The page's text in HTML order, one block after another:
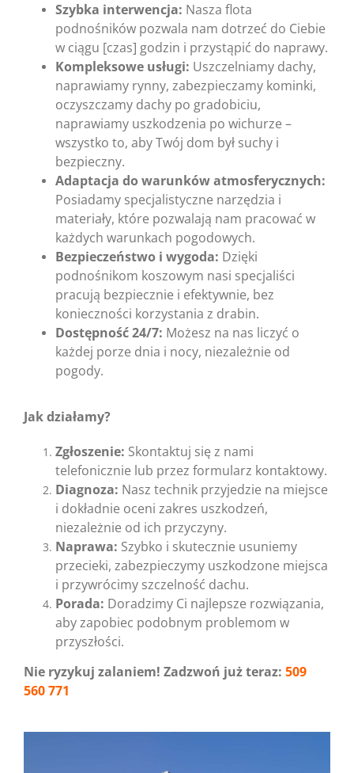
Szybka interwencja: Nasza flota
podnośników pozwala nam dotrzeć do Ciebie
w ciągu [czas] godzin i przystąpić do naprawy.
Kompleksowe usługi: Uszczelniamy dachy,
naprawiamy rynny, zabezpieczamy kominki,
oczyszczamy dachy po gradobiciu,
naprawiamy uszkodzenia po wichurze –
wszystko to, aby Twój dom był suchy i
bezpieczny.
Adaptacja do warunków atmosferycznych:
Posiadamy specjalistyczne narzędzia i
materiały, które pozwalają nam pracować w
każdych warunkach pogodowych.
Bezpieczeństwo i wygoda: Dzięki
podnośnikom koszowym nasi specjaliści
pracują bezpiecznie i efektywnie, bez
konieczności korzystania z drabin.
Dostępność 24/7: Możesz na nas liczyć o
każdej porze dnia i nocy, niezależnie od
pogody.
Jak działamy?
Zgłoszenie: Skontaktuj się z nami
telefonicznie lub przez formularz kontaktowy.
Diagnoza: Nasz technik przyjedzie na miejsce
i dokładnie oceni zakres uszkodzeń,
niezależnie od ich przyczyny.
Naprawa: Szybko i skutecznie usuniemy
przecieki, zabezpieczymy uszkodzone miejsca
i przywrócimy szczelność dachu.
Porada: Doradzimy Ci najlepsze rozwiązania,
aby zapobiec podobnym problemom w
przyszłości.
Nie ryzykuj zalaniem! Zadzwoń już teraz: 509
560 771